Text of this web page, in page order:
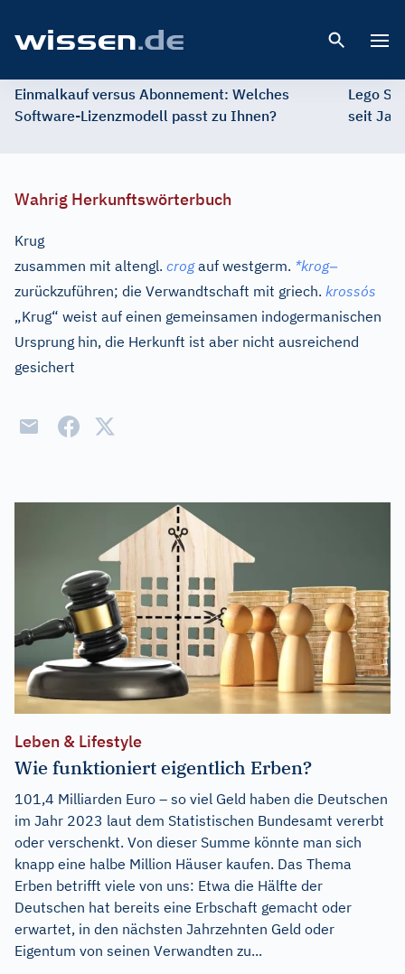
Einmalkauf versus Abonnement: Welches
Software-Lizenzmodell passt zu Ihnen?
Lego
seit
Wahrig Herkunftswörterbuch
Krug
zusammen mit altengl. crogauf westgerm. *krog–
zurückzuführen; die Verwandtschaft mit griech. krossós
„Krug“ weist auf einen gemeinsamen indogermanischen
Ursprung hin, die Herkunft ist aber nicht ausreichend
gesichert
Leben & Lifestyle
Wie funktioniert eigentlich Erben?
101,4 Milliarden Euro – so viel Geld haben die Deutschen
im Jahr 2023 laut dem Statistischen Bundesamt vererbt
oder verschenkt. Von dieser Summe könnte man sich
knapp eine halbe Million Häuser kaufen. Das Thema
Erben betrifft viele von uns: Etwa die Hälfte der
Deutschen hat bereits eine Erbschaft gemacht oder
erwartet, in den nächsten Jahrzehnten Geld oder
Eigentum von seinen Verwandten zu...